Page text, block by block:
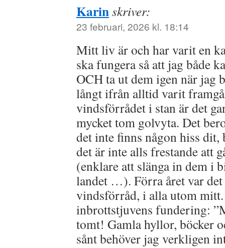
Karinskriver:
23 februari, 2026 kl. 18:14
Mitt liv är och har varit en
ska fungera så att jag både
OCH ta ut dem igen när jag
långt ifrån alltid varit
vindsförrådet i stan är det
mycket tom golvyta. Det
det inte finns någon hiss dit,
det är inte alls frestande att
(enklare att slänga in dem i
landet …). Förra året var
vindsförråd, i alla utom
inbrottstjuvens fundering:
tomt! Gamla hyllor, böcker
sånt behöver jag verkligen